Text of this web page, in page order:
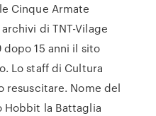
Cinque Armate
di TNT-Vilage
dopo 15 anni il sito
Lo staff di Cultura
resuscitare. Nome del
Hobbit la Battaglia